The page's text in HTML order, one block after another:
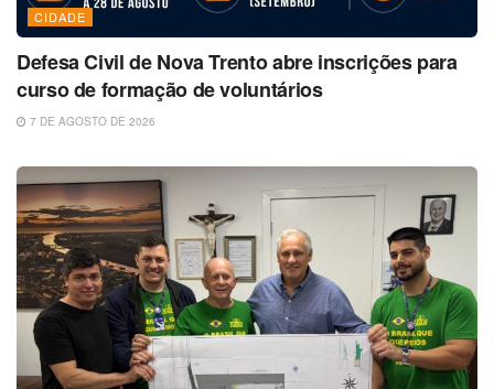
CIDADE
Defesa Civil de Nova Trento abre inscrições para
curso de formação de voluntários
7 DE AGOSTO DE 2026